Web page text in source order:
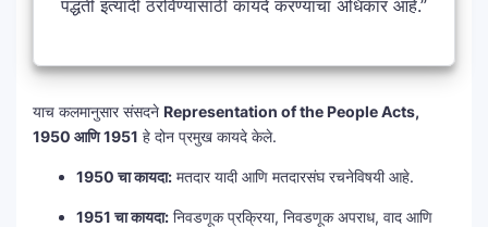
पद्धती इत्यादी ठरविण्यासाठी कायदे करण्याचा अधिकार आहे.”
याच कलमानुसार संसदने Representation of the People Acts,
1950 आणि 1951 हे दोन प्रमुख कायदे केले.
1950 चा कायदा: मतदार यादी आणि मतदारसंघ रचनेविषयी आहे.
1951 चा कायदा: निवडणूक प्रक्रिया, निवडणूक अपराध, वाद आणि